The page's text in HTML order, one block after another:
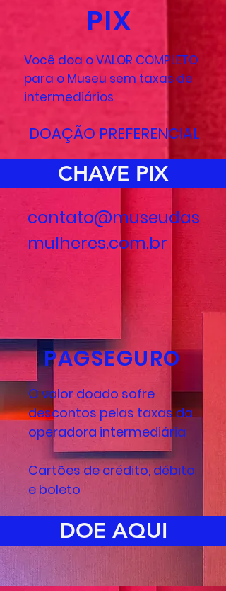
PIX
Você doa o VALOR COMPLETO
para o Museu sem taxas de
intermediários
DOAÇÃO PREFERENCIAL
CHAVE PIX
contato@museudas
mulheres.com.br
PAGSEGURO
O valor doado sofre
descontos pelas taxas da
operadora intermediária
Cartões de crédito, débito
e boleto
DOE AQUI